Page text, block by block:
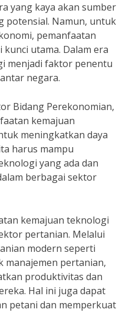
yang kaya akan sumber
potensial. Namun, untuk
pemanfaatan
utama. Dalam era
menjadi faktor penentu
negara.
Bidang Perekonomian,
kemajuan
meningkatkan daya
harus mampu
yang ada dan
berbagai sektor
kemajuan teknologi
pertanian. Melalui
modern seperti
pertanian,
produktivitas dan
Hal ini juga dapat
petani dan memperkuat